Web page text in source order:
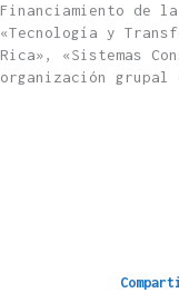
Financiamiento de
«Tecnología y
Rica», «Sistemas
organización